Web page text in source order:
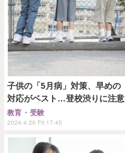
子供の「5月病」対策、早めの
対応がベスト…登校渋りに注意
教育・受験
2024.4.26 Fri 17:45